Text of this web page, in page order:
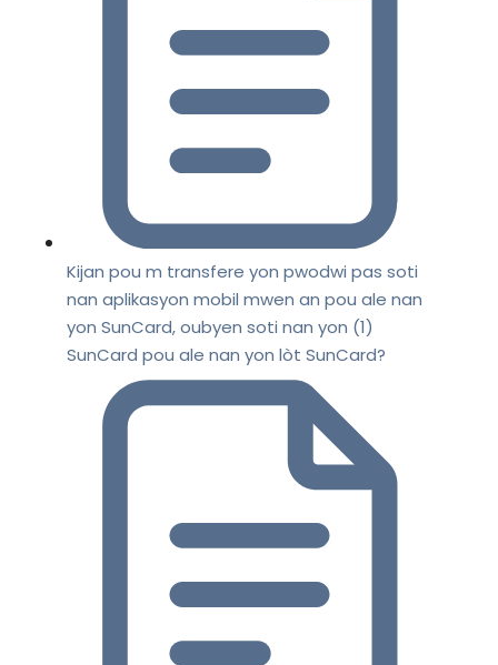
Kijan pou m transfere yon pwodwi pas soti
nan aplikasyon mobil mwen an pou ale nan
yon SunCard, oubyen soti nan yon (1)
SunCard pou ale nan yon lòt SunCard?